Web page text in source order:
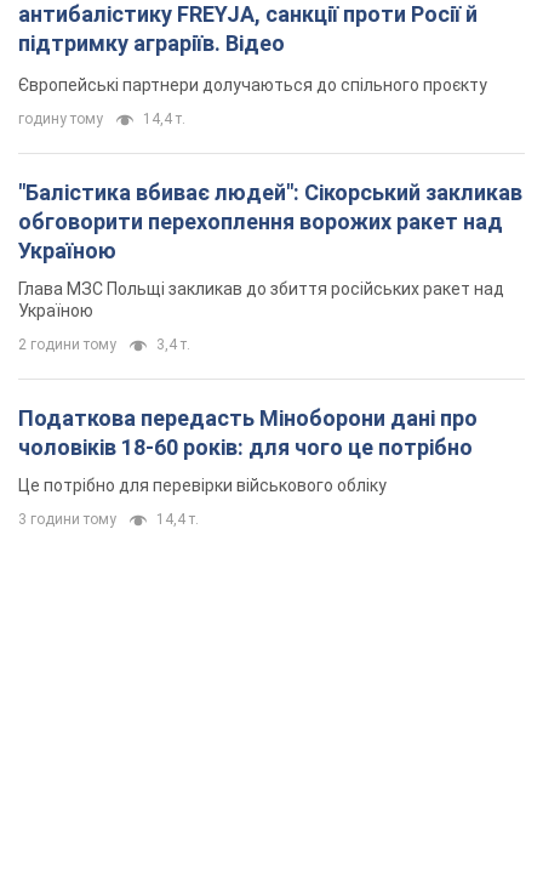
антибалістику FREYJA, санкції проти Росії й
підтримку аграріїв. Відео
Європейські партнери долучаються до спільного проєкту
годину тому 14,4 т.
"Балістика вбиває людей": Сікорський закликав
обговорити перехоплення ворожих ракет над
Україною
Глава МЗС Польщі закликав до збиття російських ракет над
Україною
2 години тому 3,4 т.
Податкова передасть Міноборони дані про
чоловіків 18-60 років: для чого це потрібно
Це потрібно для перевірки військового обліку
3 години тому 14,4 т.